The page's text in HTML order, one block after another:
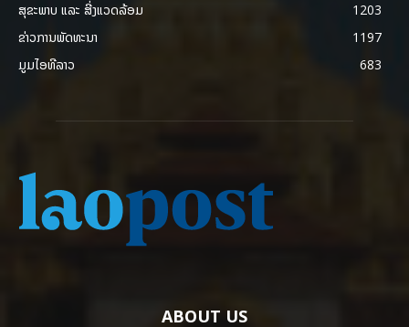
ສຸຂະພາບ ແລະ ສີ່ງແວດລ້ອມ
1203
ຂ່າວການພັດທະນາ
1197
ມູມໄອທີລາວ
683
ABOUT US